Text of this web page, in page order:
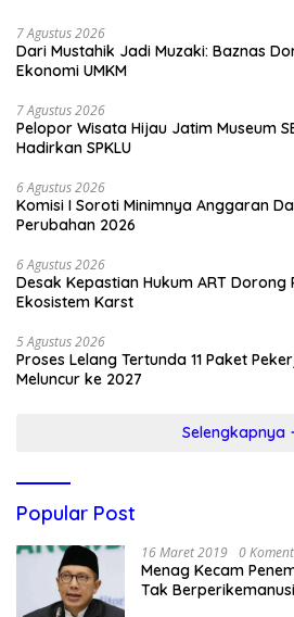
7 Agustus 2026
Dari Mustahik Jadi Muzaki: Baznas
Ekonomi UMKM
7 Agustus 2026
Pelopor Wisata Hijau Jatim Museum
Hadirkan SPKLU
6 Agustus 2026
Komisi I Soroti Minimnya Anggaran
Perubahan 2026
6 Agustus 2026
Desak Kepastian Hukum ART
Ekosistem Karst
5 Agustus 2026
Proses Lelang Tertunda 11 Paket
Meluncur ke 2027
Selengkapnya
Popular Post
16 Maret 2019 0
Menag Kecam
Tak